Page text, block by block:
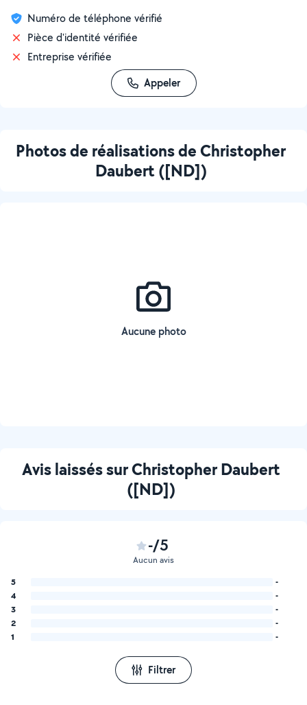
Numéro de téléphone vérifié
Pièce d'identité vérifiée
Entreprise vérifiée
Appeler
Photos de réalisations de Christopher
Daubert ([ND])
Aucune photo
Avis laissés sur Christopher Daubert
([ND])
-/5
Aucun avis
5
-
4
-
3
-
2
-
1
-
Filtrer